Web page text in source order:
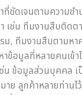
ที่ชัดเจนตามความช
เช่น ทีมงานสืบติดต
, ทีมงานสืบตามหา
ข้อมูลที่หลายคนเข้า
ช่น ข้อมูลส่วนบุคคล
ย ลูกค้าหลายท่านไว้